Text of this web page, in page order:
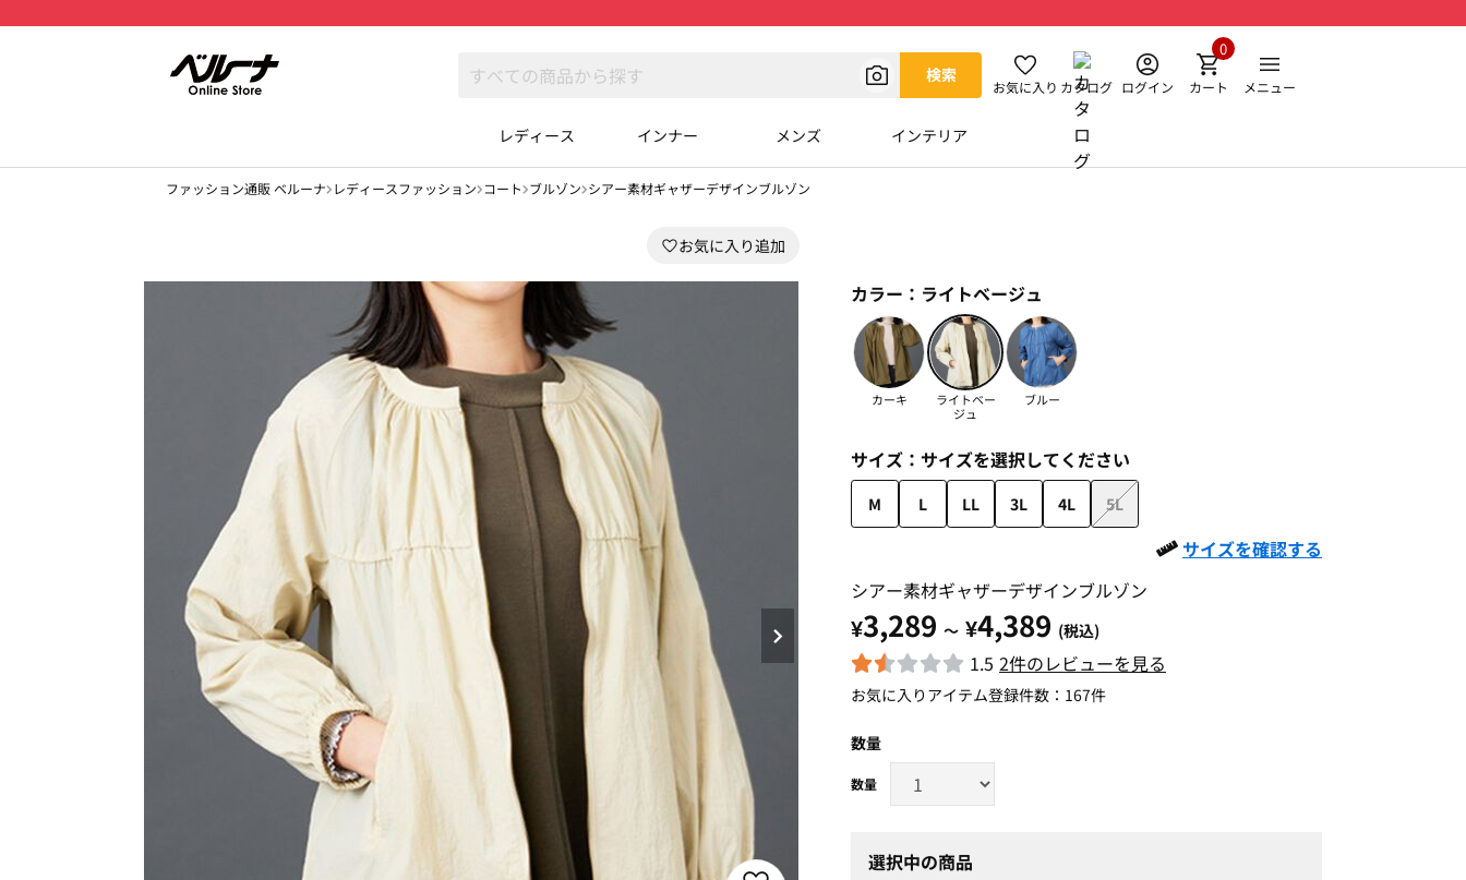
検索
お気に入り カタログ ログイン カート
0
メニュー
レディース インナー メンズ インテリア
ファッション通販 ベルーナ レディースファッション コート ブルゾン シアー素材ギャザーデザインブルゾン
カラー： ライトベージュ
カーキ
ライトベー
ジュ
ブルー
サイズ： サイズを選択してください
M L LL 3L 4L 5L
サイズを確認する
シアー素材ギャザーデザインブルゾン
¥3,289 ～ ¥4,389 (税込)
1.5 2件のレビューを見る
お気に入りアイテム登録件数： 167件
数量
選択中の商品